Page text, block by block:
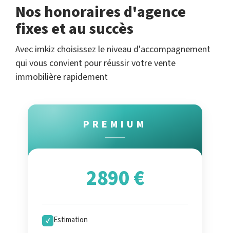
Nos honoraires d'agence
fixes et au succès
Avec imkiz choisissez le niveau d'accompagnement
qui vous convient pour réussir votre vente
immobilière rapidement
PREMIUM
2890 €
✓ Estimation